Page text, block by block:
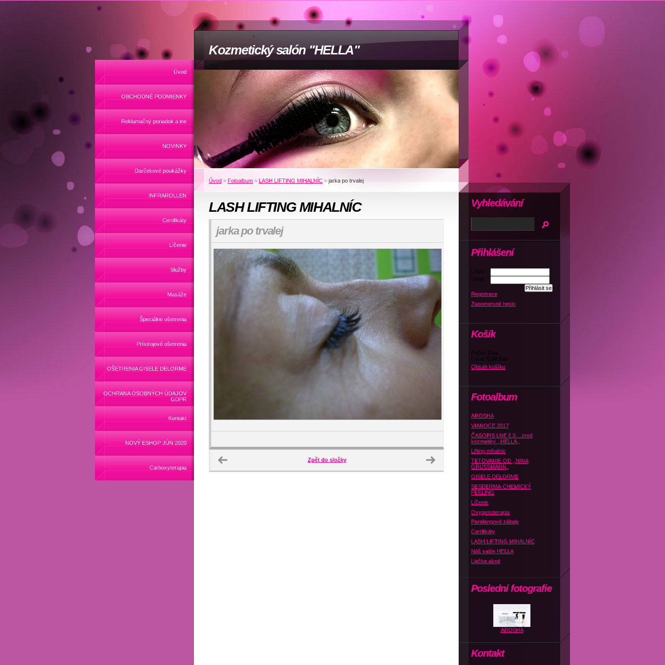
Kozmetický salón "HELLA"
Úvod
OBCHODNÉ PODMIENKY
Reklamačný poriadok a ine
NOVINKY
Darčekové poukážky
INFRAROLLEN
Certifikáty
Líčenie
Služby
Masáže
Špeciálne ošetrenia
Prístrojové ošetrenia
OŠETRENIA GISELE DELORME
OCHRANA OSOBNÝCH ÚDAJOV
GDPR
Kontakt
NOVÝ ESHOP JÚN 2020
Carboxyterapia
Úvod » Fotoalbum » LASH LIFTING MIHALNÍC » jarka po trvalej
LASH LIFTING MIHALNÍC
jarka po trvalej
Zpět do složky
Přihlášení
Login:
Heslo:
Registrace
Zapomenuté heslo
Košík
Počet: 0 ks
Cena: 0,00 Eur
Obsah košíku
Fotoalbum
AROSHA
VIANOCE 2017
ČASOPIS LNE č.5....zrod
kozmetiky ,,HELLA,,
Lifting mihalnic
TETOVANIE OD ,,NINA
GRUSSMANN,,
GISELE DELORME
SESDERMA-CHEMICKÝ
PEELING
Líčenie
Oxygenoterapia
Parafangové zábaly
Certifikáty
LASH LIFTING MIHALNÍC
Náš salón HELLA
Liečba akné
Poslední fotografie
AROSHA
Kontakt
Vyhledávání